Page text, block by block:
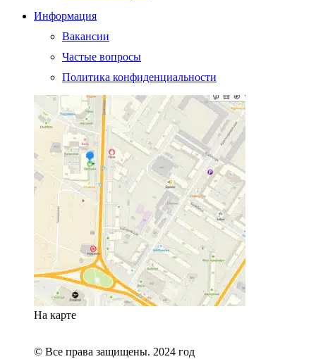
Информация
Вакансии
Частые вопросы
Политика конфиденциальности
На карте
© Все права защищены. 2024 год